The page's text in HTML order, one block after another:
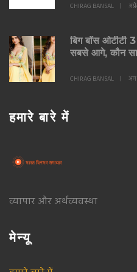
CHIRAG BANSAL
बिग बॉस ओटीटी
सबसे आगे, कौन सा
CHIRAG BANSAL
हमारे बारे में
व्यापार और अर्थव्यवस्था
मेन्यू